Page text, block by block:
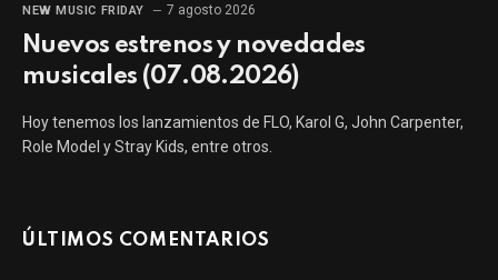
NEW MUSIC FRIDAY 7 agosto 2026
Nuevos estrenos y novedades
musicales (07.08.2026)
Hoy tenemos los lanzamientos de FLO, Karol G, John Carpenter,
Role Model y Stray Kids, entre otros.
ÚLTIMOS COMENTARIOS